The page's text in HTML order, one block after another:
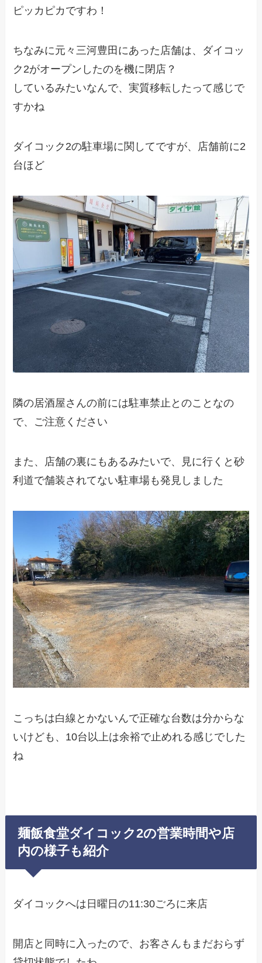
ピッカピカですわ！
ちなみに元々三河豊田にあった店舗は、ダイコッ
ク2がオープンしたのを機に閉店？
しているみたいなんで、実質移転したって感じで
すかね
ダイコック2の駐車場に関してですが、店舗前に2
台ほど
隣の居酒屋さんの前には駐車禁止とのことなの
で、ご注意ください
また、店舗の裏にもあるみたいで、見に行くと砂
利道で舗装されてない駐車場も発見しました
こっちは白線とかないんで正確な台数は分からな
いけども、10台以上は余裕で止めれる感じでした
ね
麺飯食堂ダイコック2の営業時間や店
内の様子も紹介
ダイコックへは日曜日の11:30ごろに来店
開店と同時に入ったので、お客さんもまだおらず